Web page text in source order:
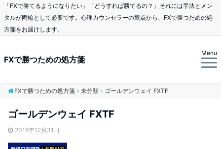
「FXで勝てるようになりたい」「どうすれば勝てるの？」それには手法とメン
タルが両輪として必要です。心理カウンセラーの観点から、FXで勝つための処
方箋をお届けします。
FXで勝つための処方箋
Menu
FXで勝つための処方箋 未分類 ゴールデンウェイ FXTF
ゴールデンウェイ FXTF
2018年12月31日